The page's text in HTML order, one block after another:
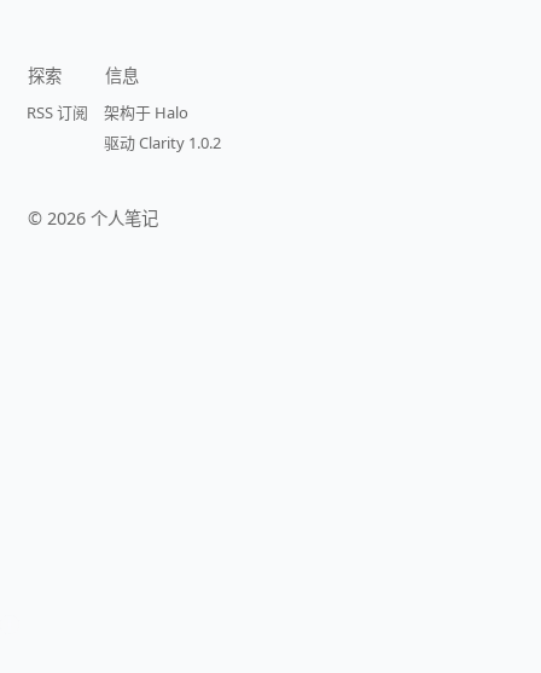
探索
RSS 订阅
信息
架构于 Halo
驱动 Clarity 1.0.2
© 2026 个人笔记